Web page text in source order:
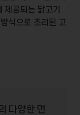
제공되는 닭고기
식으로 조리된 고
다양한 면